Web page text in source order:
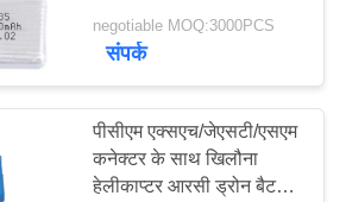
उच्च निर्वहन दर
negotiable MOQ:3000PCS
संपर्क
पीसीएम एक्सएच/जेएसटी/एसएम
कनेक्टर के साथ खिलौना
हेलीकाप्टर आरसी ड्रोन बैटरी